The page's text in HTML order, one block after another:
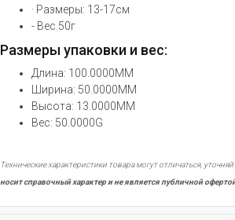
· Размеры: 13-17см
- Вес 50г
Размеры упаковки и вес:
Длина: 100.0000MM
Ширина: 50.0000MM
Высота: 13.0000MM
Вес: 50.0000G
Технические характеристики товара могут отличаться,
носит справочный характер и не является публичной